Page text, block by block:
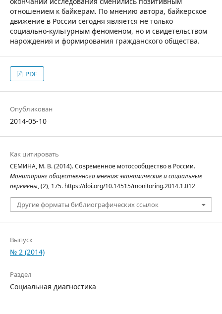
отношением к байкерам. По мнению автора, байкерское
движение в России сегодня является не только
социально-культурным феноменом, но и свидетельством
нарождения и формирования гражданского общества.
PDF
Опубликован
2014-05-10
Как цитировать
СЕМИНА, М. В. (2014). Современное мотосообщество в России.
Мониторинг общественного мнения: экономические и социальные
перемены, (2), 175. https://doi.org/10.14515/monitoring.2014.1.012
Другие форматы библиографических ссылок
Выпуск
№ 2 (2014)
Раздел
Социальная диагностика